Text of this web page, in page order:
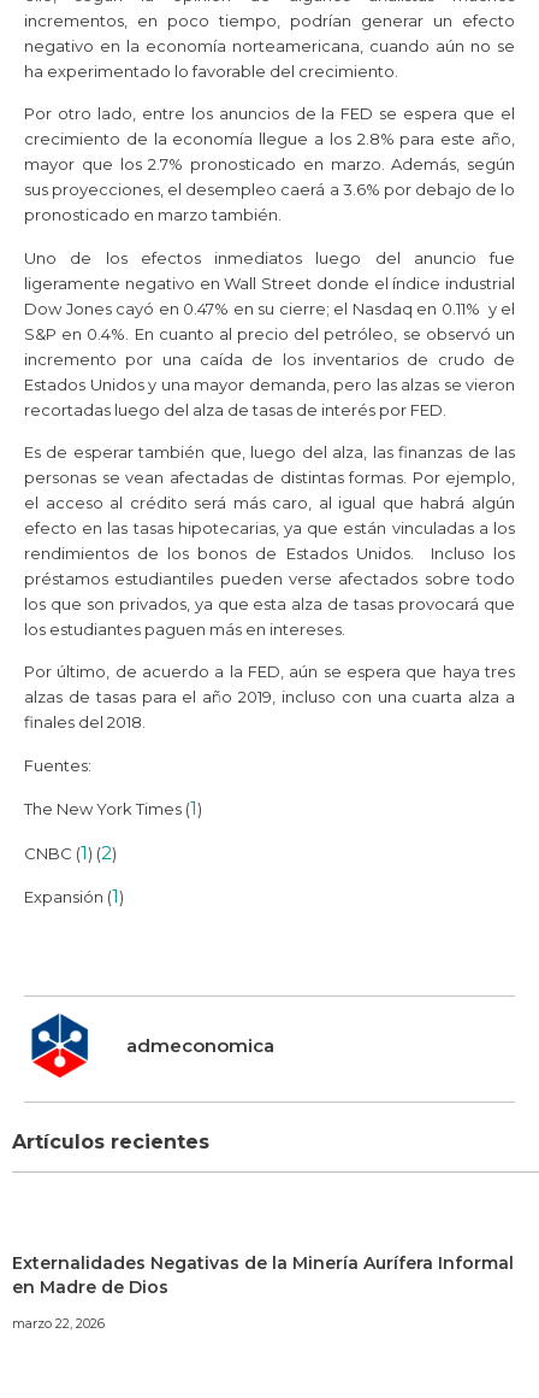
incrementos, en poco tiempo, podrían generar un efecto
negativo en la economía norteamericana, cuando aún no se
ha experimentado lo favorable del crecimiento.
Por otro lado, entre los anuncios de la FED se espera que el
crecimiento de la economía llegue a los 2.8% para este año,
mayor que los 2.7% pronosticado en marzo. Además, según
sus proyecciones, el desempleo caerá a 3.6% por debajo de lo
pronosticado en marzo también.
Uno de los efectos inmediatos luego del anuncio fue
ligeramente negativo en Wall Street donde el índice industrial
Dow Jones cayó en 0.47% en su cierre; el Nasdaq en 0.11% y el
S&P en 0.4%. En cuanto al precio del petróleo, se observó un
incremento por una caída de los inventarios de crudo de
Estados Unidos y una mayor demanda, pero las alzas se vieron
recortadas luego del alza de tasas de interés por FED.
Es de esperar también que, luego del alza, las finanzas de las
personas se vean afectadas de distintas formas. Por ejemplo,
el acceso al crédito será más caro, al igual que habrá algún
efecto en las tasas hipotecarias, ya que están vinculadas a los
rendimientos de los bonos de Estados Unidos. Incluso los
préstamos estudiantiles pueden verse afectados sobre todo
los que son privados, ya que esta alza de tasas provocará que
los estudiantes paguen más en intereses.
Por último, de acuerdo a la FED, aún se espera que haya tres
alzas de tasas para el año 2019, incluso con una cuarta alza a
finales del 2018.
Fuentes:
The New York Times (1)
CNBC (1) (2)
Expansión (1)
admeconomica
Artículos recientes
Externalidades Negativas de la Minería Aurífera Informal
en Madre de Dios
marzo 22, 2026